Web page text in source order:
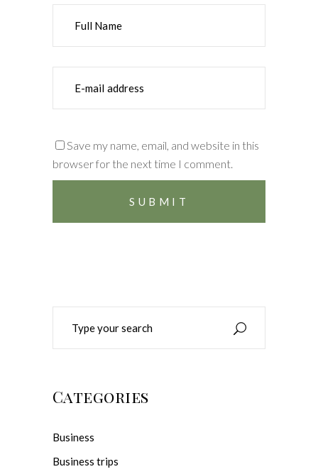
Save my name, email, and website in this
browser for the next time I comment.
Categories
Business
Business trips